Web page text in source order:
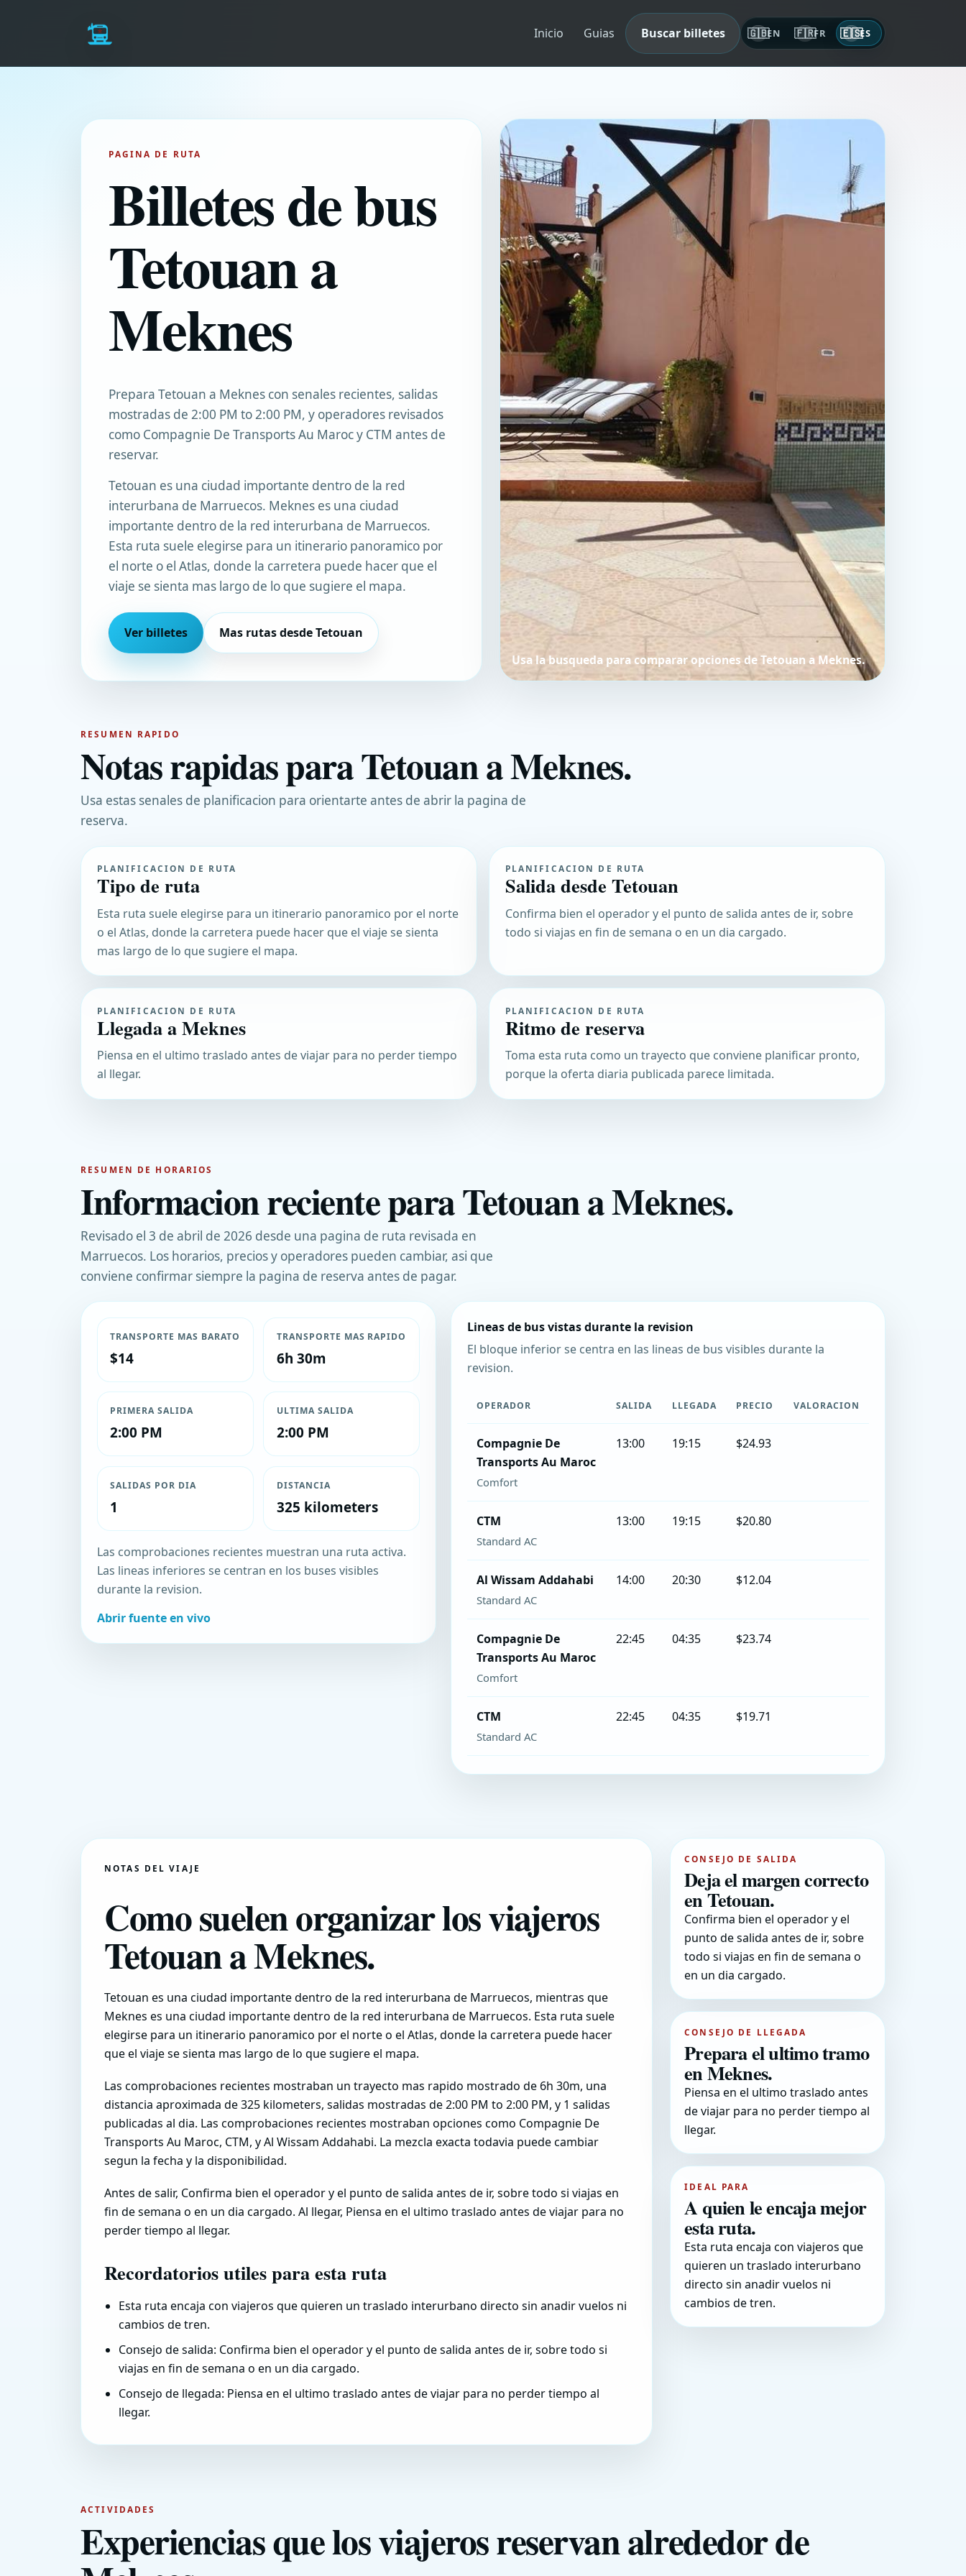
Inicio Guias Buscar billetes 🇬🇧EN 🇫🇷FR 🇪🇸ES
PAGINA DE RUTA
Billetes de bus
Tetouan a
Meknes
Prepara Tetouan a Meknes con senales recientes, salidas
mostradas de 2:00 PM to 2:00 PM, y operadores revisados
como Compagnie De Transports Au Maroc y CTM antes de
reservar.
Tetouan es una ciudad importante dentro de la red
interurbana de Marruecos. Meknes es una ciudad
importante dentro de la red interurbana de Marruecos.
Esta ruta suele elegirse para un itinerario panoramico por
el norte o el Atlas, donde la carretera puede hacer que el
viaje se sienta mas largo de lo que sugiere el mapa.
Ver billetes
Mas rutas desde Tetouan
Usa la busqueda para comparar opciones de Tetouan a Meknes.
RESUMEN RAPIDO
Notas rapidas para Tetouan a Meknes.
Usa estas senales de planificacion para orientarte antes de abrir la pagina de
reserva.
PLANIFICACION DE RUTA
Tipo de ruta
Esta ruta suele elegirse para un itinerario panoramico por el norte
o el Atlas, donde la carretera puede hacer que el viaje se sienta
mas largo de lo que sugiere el mapa.
PLANIFICACION DE RUTA
Salida desde Tetouan
Confirma bien el operador y el punto de salida antes de ir, sobre
todo si viajas en fin de semana o en un dia cargado.
PLANIFICACION DE RUTA
Llegada a Meknes
Piensa en el ultimo traslado antes de viajar para no perder tiempo
al llegar.
PLANIFICACION DE RUTA
Ritmo de reserva
Toma esta ruta como un trayecto que conviene planificar pronto,
porque la oferta diaria publicada parece limitada.
RESUMEN DE HORARIOS
Informacion reciente para Tetouan a Meknes.
Revisado el 3 de abril de 2026 desde una pagina de ruta revisada en
Marruecos. Los horarios, precios y operadores pueden cambiar, asi que
conviene confirmar siempre la pagina de reserva antes de pagar.
TRANSPORTE MAS BARATO
$14
TRANSPORTE MAS RAPIDO
6h 30m
PRIMERA SALIDA
2:00 PM
ULTIMA SALIDA
2:00 PM
SALIDAS POR DIA
1
DISTANCIA
325 kilometers
Las comprobaciones recientes muestran una ruta activa.
Las lineas inferiores se centran en los buses visibles
durante la revision.
Abrir fuente en vivo
Lineas de bus vistas durante la revision
El bloque inferior se centra en las lineas de bus visibles durante la
revision.
OPERADOR SALIDA LLEGADA PRECIO VALORACION
Compagnie De
Transports Au Maroc
Comfort
13:00 19:15 $24.93
CTM
Standard AC
13:00 19:15 $20.80
Al Wissam Addahabi
Standard AC
14:00 20:30 $12.04
Compagnie De
Transports Au Maroc
Comfort
22:45 04:35 $23.74
CTM
Standard AC
22:45 04:35 $19.71
NOTAS DEL VIAJE
Como suelen organizar los viajeros
Tetouan a Meknes.
Tetouan es una ciudad importante dentro de la red interurbana de Marruecos, mientras que
Meknes es una ciudad importante dentro de la red interurbana de Marruecos. Esta ruta suele
elegirse para un itinerario panoramico por el norte o el Atlas, donde la carretera puede hacer
que el viaje se sienta mas largo de lo que sugiere el mapa.
Las comprobaciones recientes mostraban un trayecto mas rapido mostrado de 6h 30m, una
distancia aproximada de 325 kilometers, salidas mostradas de 2:00 PM to 2:00 PM, y 1 salidas
publicadas al dia. Las comprobaciones recientes mostraban opciones como Compagnie De
Transports Au Maroc, CTM, y Al Wissam Addahabi. La mezcla exacta todavia puede cambiar
segun la fecha y la disponibilidad.
Antes de salir, Confirma bien el operador y el punto de salida antes de ir, sobre todo si viajas en
fin de semana o en un dia cargado. Al llegar, Piensa en el ultimo traslado antes de viajar para no
perder tiempo al llegar.
Recordatorios utiles para esta ruta
Esta ruta encaja con viajeros que quieren un traslado interurbano directo sin anadir vuelos ni
cambios de tren.
Consejo de salida: Confirma bien el operador y el punto de salida antes de ir, sobre todo si
viajas en fin de semana o en un dia cargado.
Consejo de llegada: Piensa en el ultimo traslado antes de viajar para no perder tiempo al
llegar.
CONSEJO DE SALIDA
Deja el margen correcto
en Tetouan.
Confirma bien el operador y el
punto de salida antes de ir, sobre
todo si viajas en fin de semana o
en un dia cargado.
CONSEJO DE LLEGADA
Prepara el ultimo tramo
en Meknes.
Piensa en el ultimo traslado antes
de viajar para no perder tiempo al
llegar.
IDEAL PARA
A quien le encaja mejor
esta ruta.
Esta ruta encaja con viajeros que
quieren un traslado interurbano
directo sin anadir vuelos ni
cambios de tren.
ACTIVIDADES
Experiencias que los viajeros reservan alrededor de